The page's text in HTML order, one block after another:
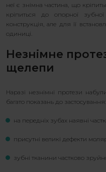
неї є знімна частина, що
кріпиться до опорної
конструкція, але для її
одиниці.
Незнімне
щелепи
Наразі незнімні протези
багато показань до застосування:
на передніх зубах наявні
присутні великі дефекти
зубні тканини частково